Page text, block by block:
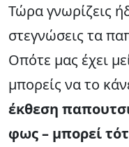
Τώρα γνωρίζεις
στεγνώσεις τα
Οπότε μας έχει
μπορείς να το
έκθεση
φως – μπορεί